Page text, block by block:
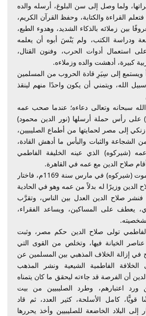
ولما وصل إلى سن البلوغ، أرسله والده
القراءة والكتابة، وحفظ القرآن الكريم،
بين زملائه بالذكاء الشديد، وهدوء الطبع،
ودراسة الكتب، ولم يَنْسَ أبوه أن يعلمه
استعمال أدوات الحرب، وفنون القتال،
كبيرة، أدهشت والده وزملاءه.
ويستمع إلى سِيَرِ قادة الحروب من المسلمين
الله، ويتمني أن يكون واحدًا منهم لينقذ
الله سبحانه وتعالى دعاءه؛ عندما صحب عمه
على رأس حملة أرسلها (نور الدين محمود)
إلى مصر لحمايتها من أطماع الصليبيين،
الشجاعة والثبات والبأس ما أدهش القادة،
(شيركوه) الذي عينه الخليفة الفاطمي
صلاح الدين مع عمه في القاهرة.
وشاءت الأقدار أن يموت (شيركوه) في مارس سنة 1169م، فاختار
الدين وزيرًا له بدلاً من عمه وهو في الحادية
فنشر صلاح الدين العدل بين الناس، وتقرَّب
يعطف على المساكين، ويساعد الفقراء،
تولى صلاح الدين حكم مصر، وثبت
الخيانة فيها، وتخلص من القوى التي
إزالة الخلاف المذهبي بين المسلمين عن
الفاطمية الشيعية ونشر المذهب
أن الفرصة قد جاءته ليحقق ما كان يتمناه
ورد اعتبارهم، وطرد الصليبيين من بيت
قويًّا، كامل الأسلحة، كثير العدد، ثم قاد
البلاد الخاضعة للصليبيين وأخذ يحررها